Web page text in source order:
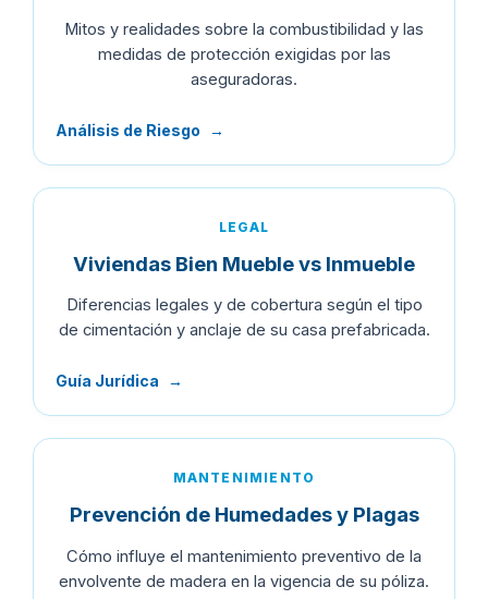
Mitos y realidades sobre la combustibilidad y las
medidas de protección exigidas por las
aseguradoras.
Análisis de Riesgo →
LEGAL
Viviendas Bien Mueble vs Inmueble
Diferencias legales y de cobertura según el tipo
de cimentación y anclaje de su casa prefabricada.
Guía Jurídica →
MANTENIMIENTO
Prevención de Humedades y Plagas
Cómo influye el mantenimiento preventivo de la
envolvente de madera en la vigencia de su póliza.